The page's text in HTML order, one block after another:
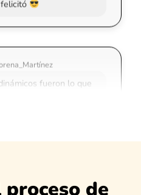
fueron lo que
la cabeza. ¡Muy útil!
de